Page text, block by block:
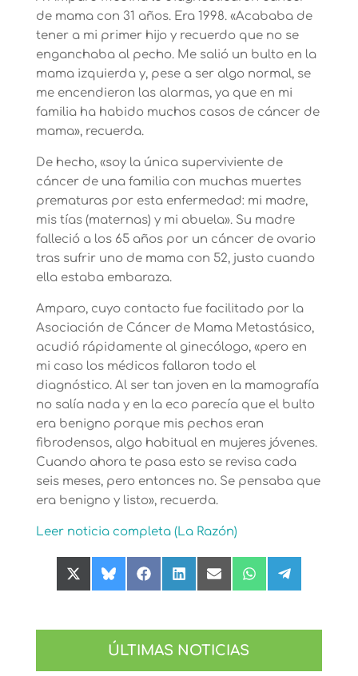
de mama con 31 años. Era 1998. «Acababa de
tener a mi primer hijo y recuerdo que no se
enganchaba al pecho. Me salió un bulto en la
mama izquierda y, pese a ser algo normal, se
me encendieron las alarmas, ya que en mi
familia ha habido muchos casos de cáncer de
mama», recuerda.
De hecho, «soy la única superviviente de
cáncer de una familia con muchas muertes
prematuras por esta enfermedad: mi madre,
mis tías (maternas) y mi abuela». Su madre
falleció a los 65 años por un cáncer de ovario
tras sufrir uno de mama con 52, justo cuando
ella estaba embaraza.
Amparo, cuyo contacto fue facilitado por la
Asociación de Cáncer de Mama Metastásico,
acudió rápidamente al ginecólogo, «pero en
mi caso los médicos fallaron todo el
diagnóstico. Al ser tan joven en la mamografía
no salía nada y en la eco parecía que el bulto
era benigno porque mis pechos eran
fibrodensos, algo habitual en mujeres jóvenes.
Cuando ahora te pasa esto se revisa cada
seis meses, pero entonces no. Se pensaba que
era benigno y listo», recuerda.
Leer noticia completa (La Razón)
Compartir
en
Compartir
en
Compartir
en
Compartir
en
Compartir
en
Compartir
en
Compartir
en
ÚLTIMAS NOTICIAS